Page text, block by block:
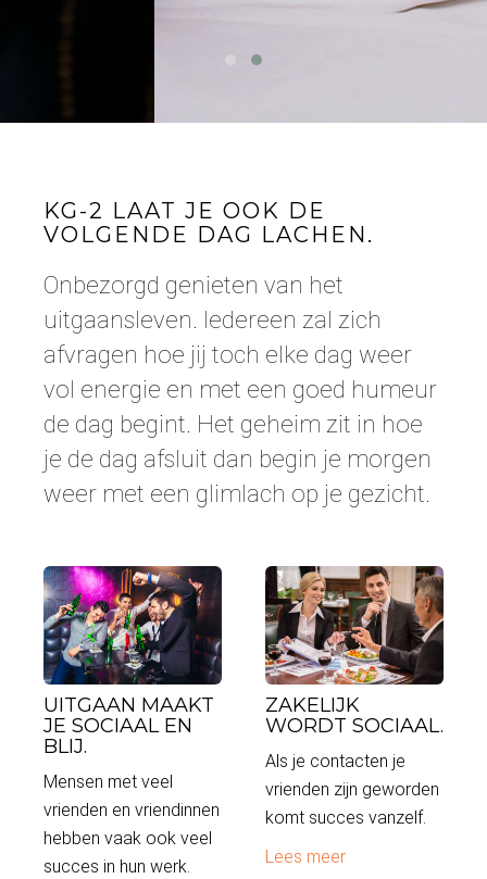
KG-2 LAAT JE OOK DE
VOLGENDE DAG LACHEN.
Onbezorgd genieten van het
uitgaansleven. Iedereen zal zich
afvragen hoe jij toch elke dag weer
vol energie en met een goed humeur
de dag begint. Het geheim zit in hoe
je de dag afsluit dan begin je morgen
weer met een glimlach op je gezicht.
UITGAAN MAAKT
JE SOCIAAL EN
BLIJ.
Mensen met veel
vrienden en vriendinnen
hebben vaak ook veel
succes in hun werk.
ZAKELIJK
WORDT SOCIAAL.
Als je contacten je
vrienden zijn geworden
komt succes vanzelf.
Lees meer